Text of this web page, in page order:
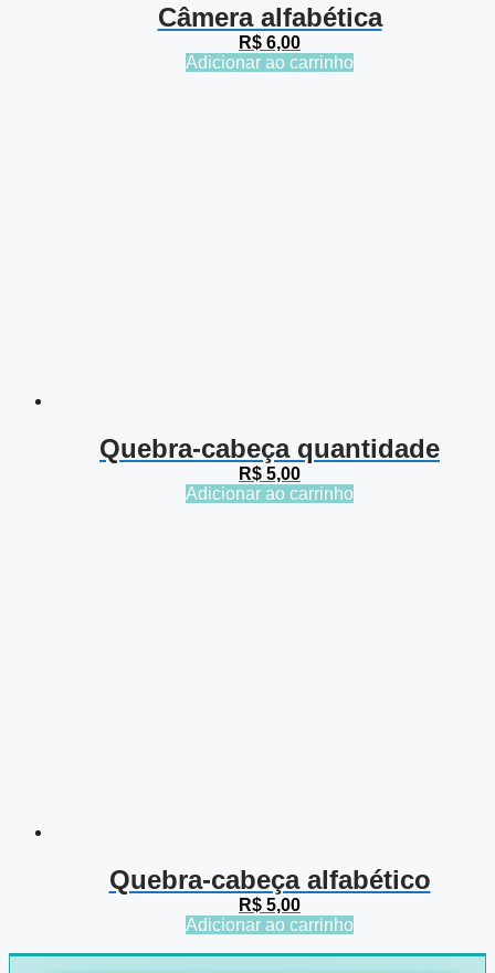
Câmera alfabética
R$ 6,00
Adicionar ao carrinho
Quebra-cabeça quantidade
R$ 5,00
Adicionar ao carrinho
Quebra-cabeça alfabético
R$ 5,00
Adicionar ao carrinho